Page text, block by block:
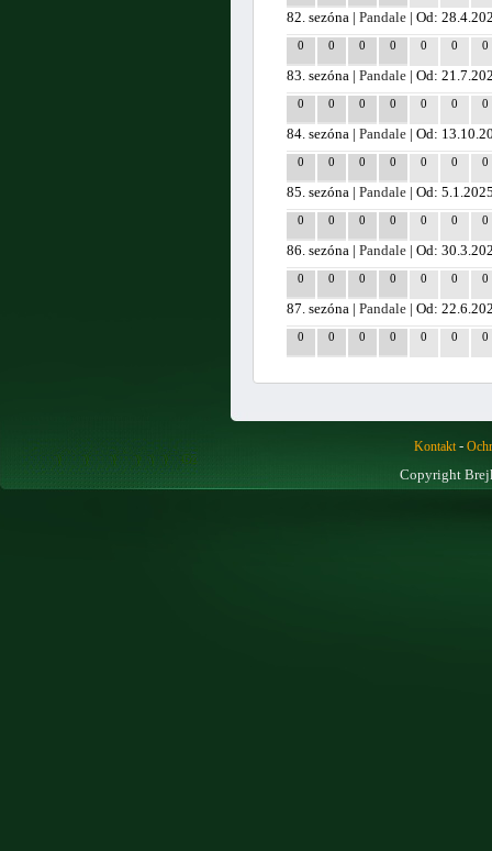
82. sezóna |Pandale | Od:
0 0 0 0 0 0 0
83. sezóna |Pandale | Od:
0 0 0 0 0 0 0
84. sezóna |Pandale | Od:
0 0 0 0 0 0 0
85. sezóna |Pandale | Od:
0 0 0 0 0 0 0
86. sezóna |Pandale | Od:
0 0 0 0 0 0 0
87. sezóna |Pandale | Od:
0 0 0 0 0 0 0
Kontakt-
Copyright